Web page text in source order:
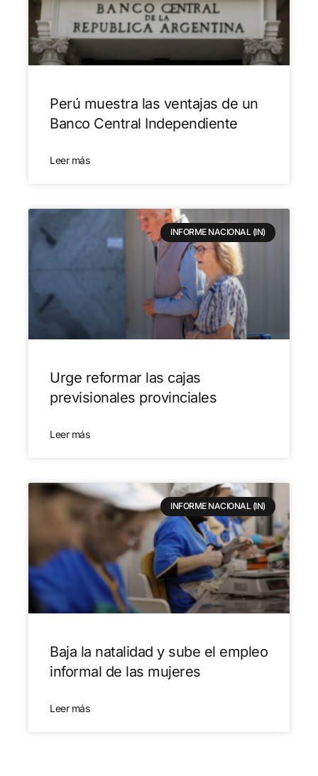
Perú muestra las ventajas de un
Banco Central Independiente
Leer más
INFORME NACIONAL (IN)
Urge reformar las cajas
previsionales provinciales
Leer más
INFORME NACIONAL (IN)
Baja la natalidad y sube el empleo
informal de las mujeres
Leer más